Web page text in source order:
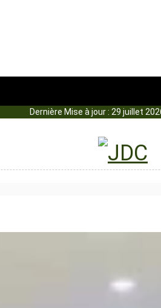
Dernière Mise à jour : 29 juillet